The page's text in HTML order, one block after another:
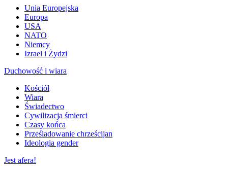
Unia Europejska
Europa
USA
NATO
Niemcy
Izrael i Żydzi
Duchowość i wiara
Kościół
Wiara
Świadectwo
Cywilizacja śmierci
Czasy końca
Prześladowanie chrześcijan
Ideologia gender
Jest afera!